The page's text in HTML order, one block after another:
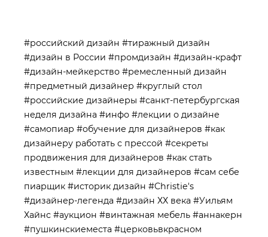
#российский дизайн #тиражный дизайн
#дизайн в России #промдизайн #дизайн-крафт
#дизайн-мейкерство #ремесленный дизайн
#предметный дизайнер #круглый стол
#российские дизайнеры #санкт-петербургская
неделя дизайна #инфо #лекции о дизайне
#самопиар #обучение для дизайнеров #как
дизайнеру работать с прессой #секреты
продвижения для дизайнеров #как стать
известным #лекции для дизайнеров #сам себе
пиарщик #историк дизайн #Christie's
#дизайнер-легенда #дизайн ХХ века #Уильям
Хайнс #аукцион #винтажная мебель #аннакерн
#пушкинскиеместа #церковьвкрасном